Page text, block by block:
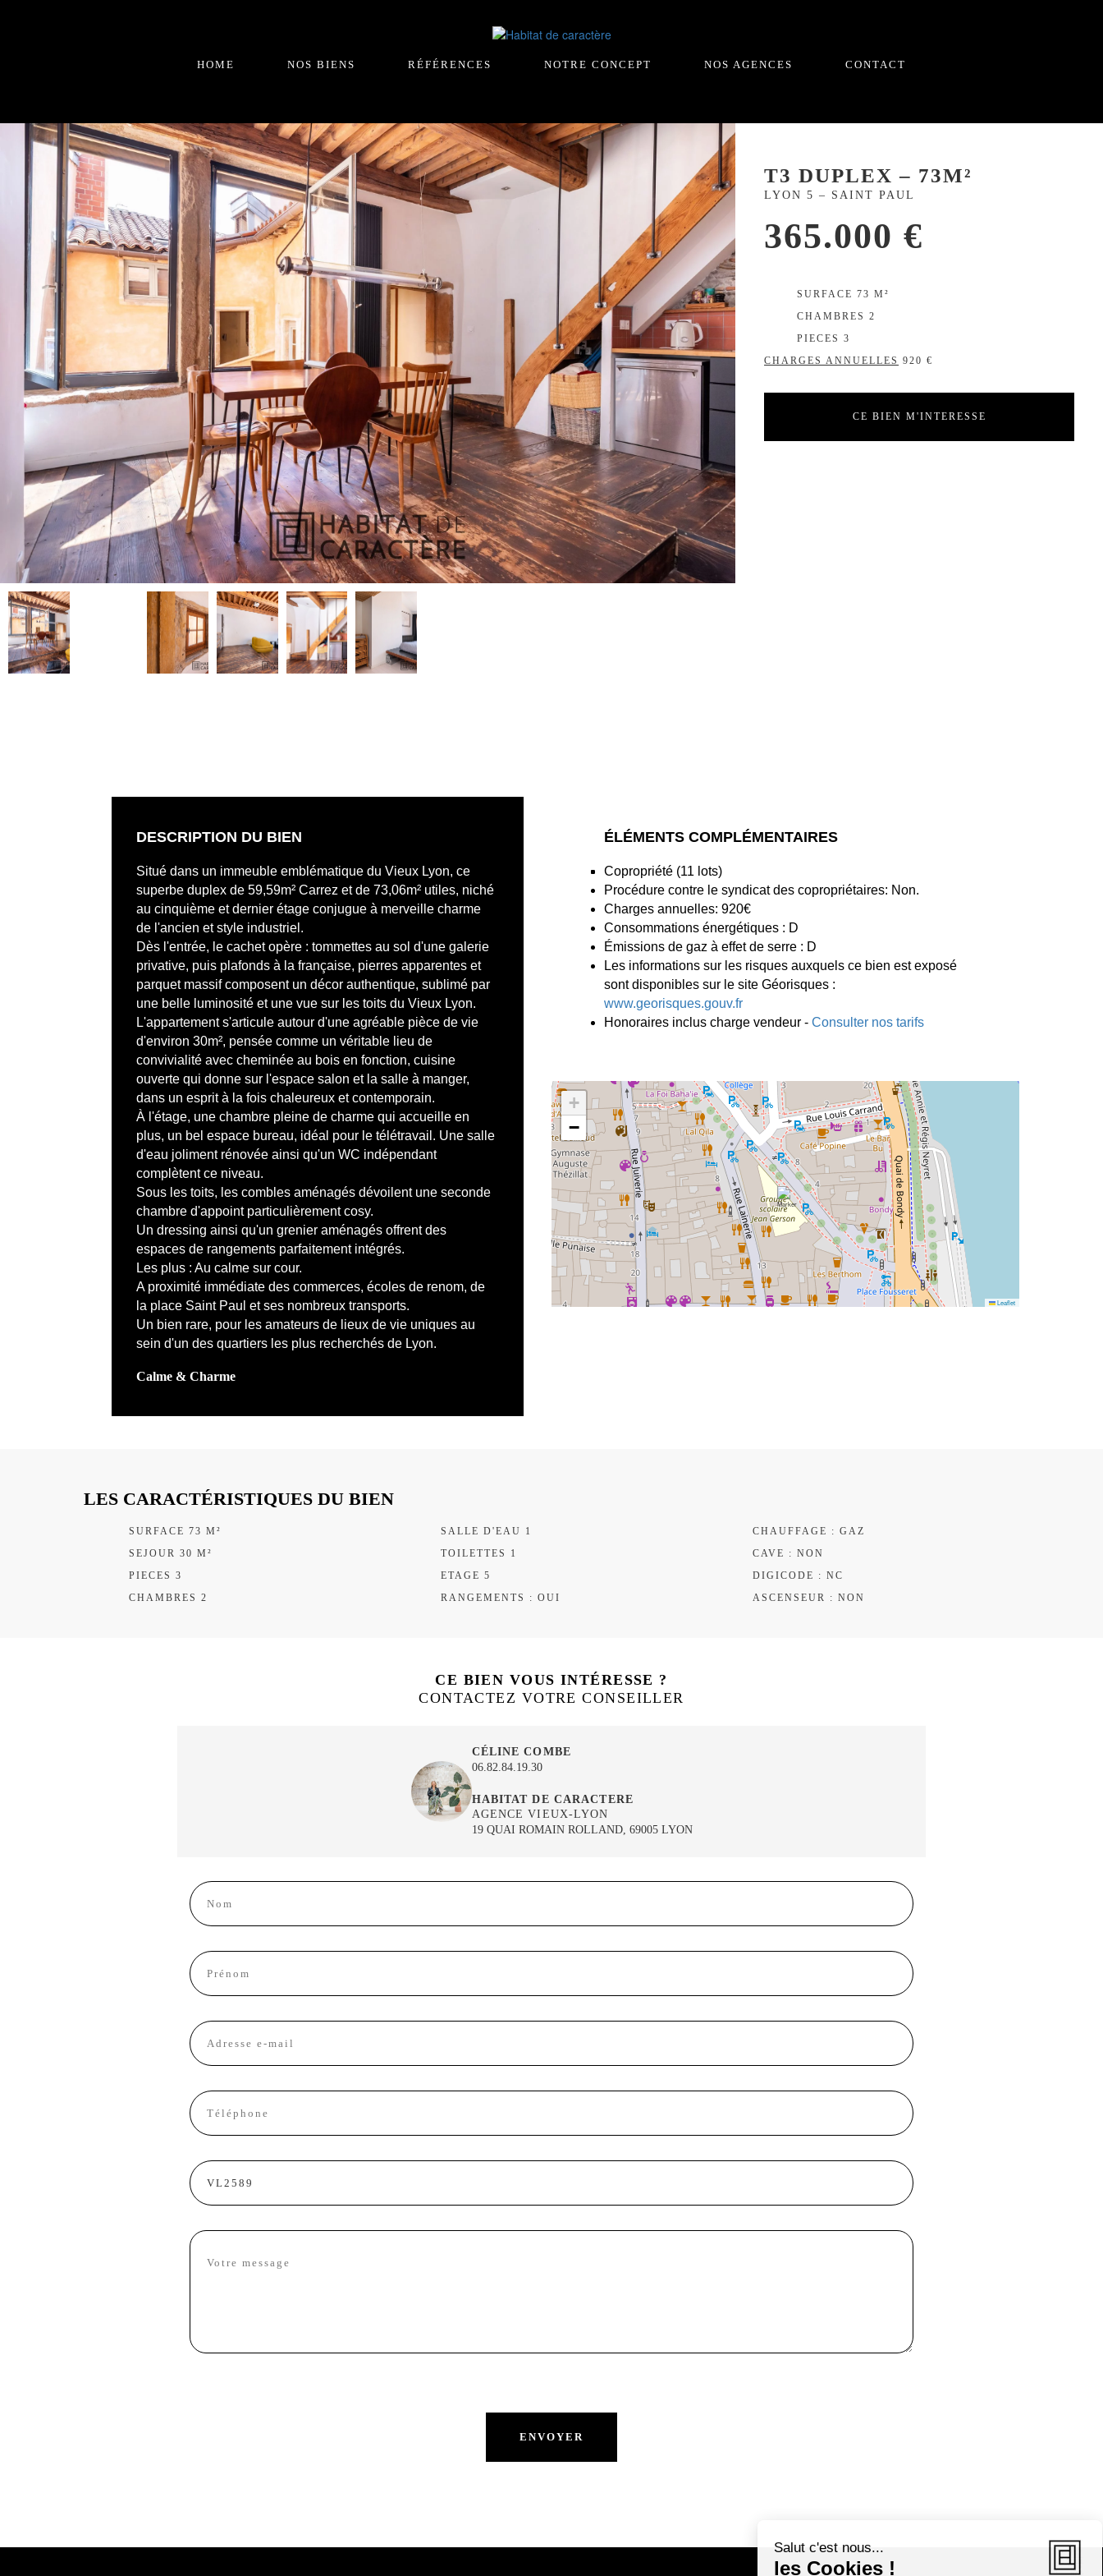
HOME NOS BIENS RÉFÉRENCES NOTRE CONCEPT NOS AGENCES CONTACT
T3 DUPLEX – 73M²
LYON 5 – SAINT PAUL
365.000 €
SURFACE 73 M²
CHAMBRES 2
PIECES 3
CHARGES ANNUELLES 920 €
CE BIEN M'INTERESSE
DESCRIPTION DU BIEN
Situé dans un immeuble emblématique du Vieux Lyon, ce
superbe duplex de 59,59m² Carrez et de 73,06m² utiles, niché
au cinquième et dernier étage conjugue à merveille charme
de l'ancien et style industriel.
Dès l'entrée, le cachet opère : tommettes au sol d'une galerie
privative, puis plafonds à la française, pierres apparentes et
parquet massif composent un décor authentique, sublimé par
une belle luminosité et une vue sur les toits du Vieux Lyon.
L'appartement s'articule autour d'une agréable pièce de vie
d'environ 30m², pensée comme un véritable lieu de
convivialité avec cheminée au bois en fonction, cuisine
ouverte qui donne sur l'espace salon et la salle à manger,
dans un esprit à la fois chaleureux et contemporain.
À l'étage, une chambre pleine de charme qui accueille en
plus, un bel espace bureau, idéal pour le télétravail. Une salle
d'eau joliment rénovée ainsi qu'un WC indépendant
complètent ce niveau.
Sous les toits, les combles aménagés dévoilent une seconde
chambre d'appoint particulièrement cosy.
Un dressing ainsi qu'un grenier aménagés offrent des
espaces de rangements parfaitement intégrés.
Les plus : Au calme sur cour.
A proximité immédiate des commerces, écoles de renom, de
la place Saint Paul et ses nombreux transports.
Un bien rare, pour les amateurs de lieux de vie uniques au
sein d'un des quartiers les plus recherchés de Lyon.
Calme & Charme
ÉLÉMENTS COMPLÉMENTAIRES
Copropriété (11 lots)
Procédure contre le syndicat des copropriétaires: Non.
Charges annuelles: 920€
Consommations énergétiques : D
Émissions de gaz à effet de serre : D
Les informations sur les risques auxquels ce bien est exposé
sont disponibles sur le site Géorisques :
www.georisques.gouv.fr
Honoraires inclus charge vendeur -Consulter nos tarifs
+
−
Leaflet
LES CARACTÉRISTIQUES DU BIEN
SURFACE 73 M²
SEJOUR 30 M²
PIECES 3
CHAMBRES 2
SALLE D'EAU 1
TOILETTES 1
ETAGE 5
RANGEMENTS : OUI
CHAUFFAGE : GAZ
CAVE : NON
DIGICODE : NC
ASCENSEUR : NON
CE BIEN VOUS INTÉRESSE ?
CONTACTEZ VOTRE CONSEILLER
CÉLINE COMBE
06.82.84.19.30
HABITAT DE CARACTERE
AGENCE VIEUX-LYON
19 QUAI ROMAIN ROLLAND, 69005 LYON